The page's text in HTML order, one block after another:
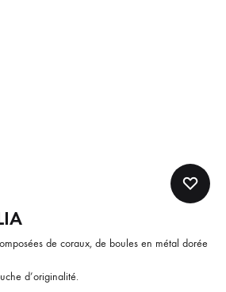
de coraux, de boules en métal dorée
d’originalité.